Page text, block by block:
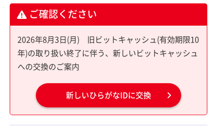
ご確認ください
2026年8月3日(月) 旧ビットキャッシュ(有効期限10
年)の取り扱い終了に伴う、新しいビットキャッシュ
への交換のご案内
新しいひらがなIDに交換